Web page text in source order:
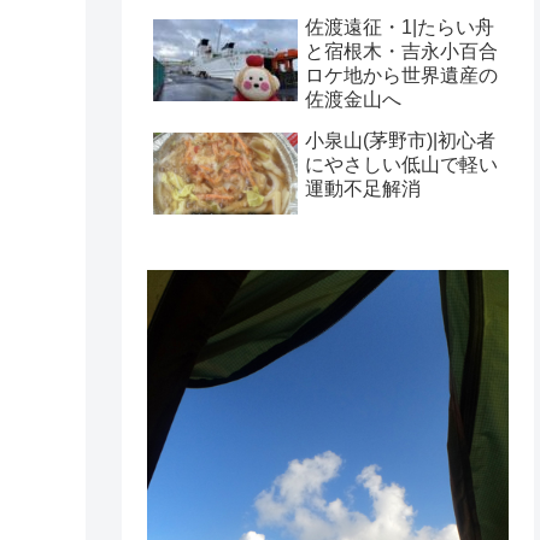
佐渡遠征・1|たらい舟
と宿根木・吉永小百合
ロケ地から世界遺産の
佐渡金山へ
小泉山(茅野市)|初心者
にやさしい低山で軽い
運動不足解消